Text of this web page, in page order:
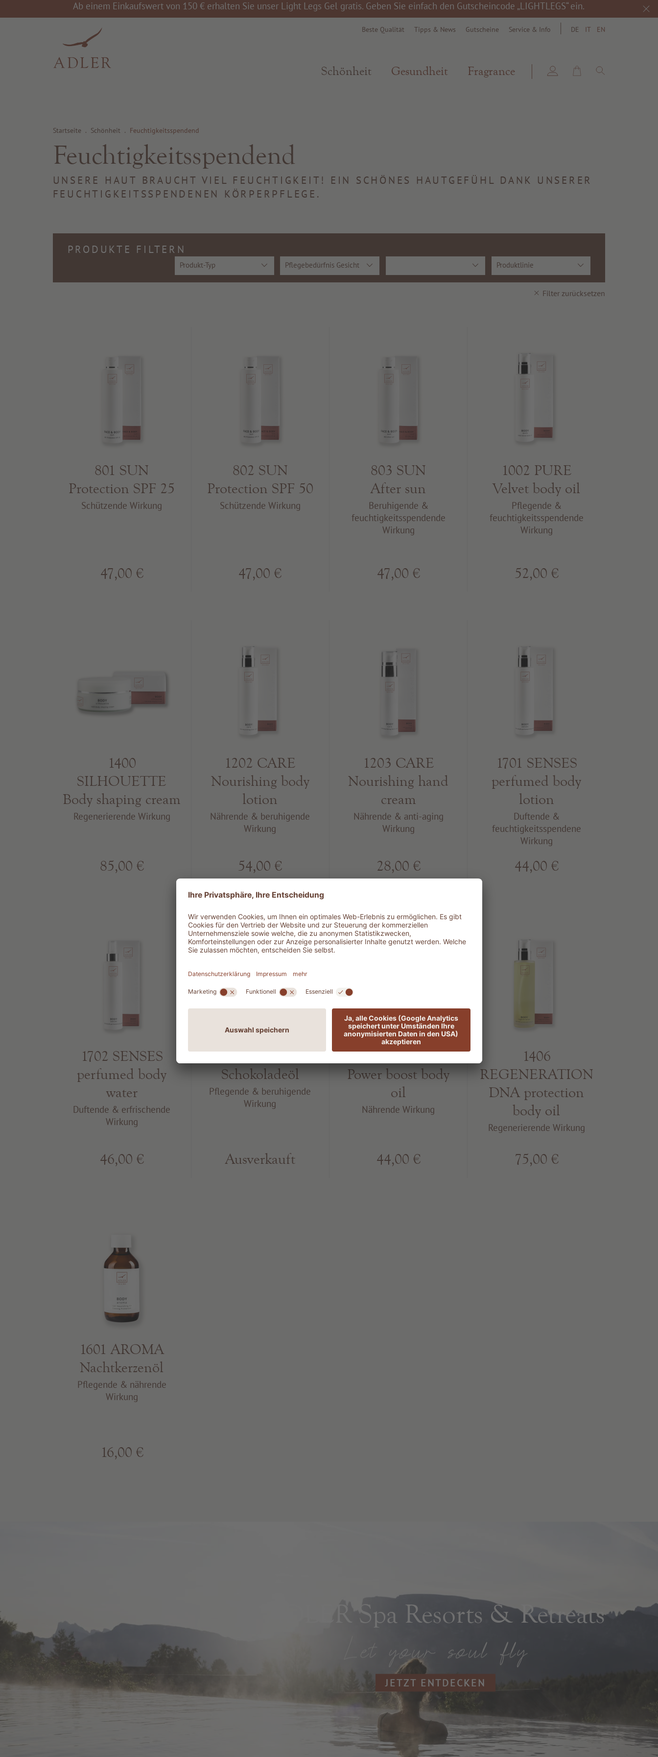
Ab einem Einkaufswert von 150 € erhalten Sie unser Light Legs Gel gratis. Geben Sie einfach den Gutscheincode „LIGHTLEGS“ ein.
Beste Qualität Tipps & News Gutscheine Service & Info DE IT EN
Schönheit Gesundheit Fragrance search
Startseite . Schönheit . Feuchtigkeitsspendend
Feuchtigkeitsspendend
UNSERE HAUT BRAUCHT VIEL FEUCHTIGKEIT! EIN SCHÖNES HAUTGEFÜHL DANK UNSERER
FEUCHTIGKEITSSPENDENEN KÖRPERPFLEGE.
PRODUKTE FILTERN
Produkt-Typ Pflegebedürfnis Gesicht Produktlinie
Filter zurücksetzen
801 SUN
Protection SPF 25
Schützende Wirkung
47,00 €
802 SUN
Protection SPF 50
Schützende Wirkung
47,00 €
803 SUN
After sun
Beruhigende &
feuchtigkeitsspendende
Wirkung
47,00 €
1002 PURE
Velvet body oil
Pflegende &
feuchtigkeitsspendende
Wirkung
52,00 €
1400
SILHOUETTE
Body shaping cream
Regenerierende Wirkung
85,00 €
1202 CARE
Nourishing body
lotion
Nährende & beruhigende
Wirkung
54,00 €
1203 CARE
Nourishing hand
cream
Nährende & anti-aging
Wirkung
28,00 €
1701 SENSES
perfumed body
lotion
Duftende &
feuchtigkeitsspendene
Wirkung
44,00 €
1702 SENSES
perfumed body
water
Duftende & erfrischende
Wirkung
46,00 €
1608 AROMA
Schokoladeöl
Pflegende & beruhigende
Wirkung
Ausverkauft
1302 VITAMINS
Power boost body
oil
Nährende Wirkung
44,00 €
1406
REGENERATION
DNA protection
body oil
Regenerierende Wirkung
75,00 €
1601 AROMA
Nachtkerzenöl
Pflegende & nährende
Wirkung
16,00 €
ADLER Spa Resorts & Retreats
JETZT ENTDECKEN